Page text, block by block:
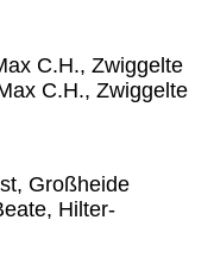
C.H., Zwiggelte
C.H., Zwiggelte
Großheide
Hilter-